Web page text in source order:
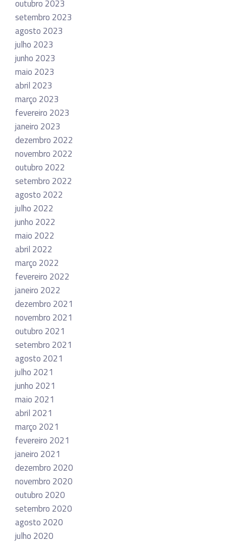
outubro 2023
setembro 2023
agosto 2023
julho 2023
junho 2023
maio 2023
abril 2023
março 2023
fevereiro 2023
janeiro 2023
dezembro 2022
novembro 2022
outubro 2022
setembro 2022
agosto 2022
julho 2022
junho 2022
maio 2022
abril 2022
março 2022
fevereiro 2022
janeiro 2022
dezembro 2021
novembro 2021
outubro 2021
setembro 2021
agosto 2021
julho 2021
junho 2021
maio 2021
abril 2021
março 2021
fevereiro 2021
janeiro 2021
dezembro 2020
novembro 2020
outubro 2020
setembro 2020
agosto 2020
julho 2020